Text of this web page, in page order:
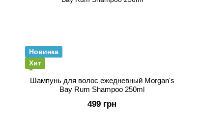
Новинка
Хит
Шампунь для волос ежедневный Morgan's
Bay Rum Shampoo 250ml
499 грн